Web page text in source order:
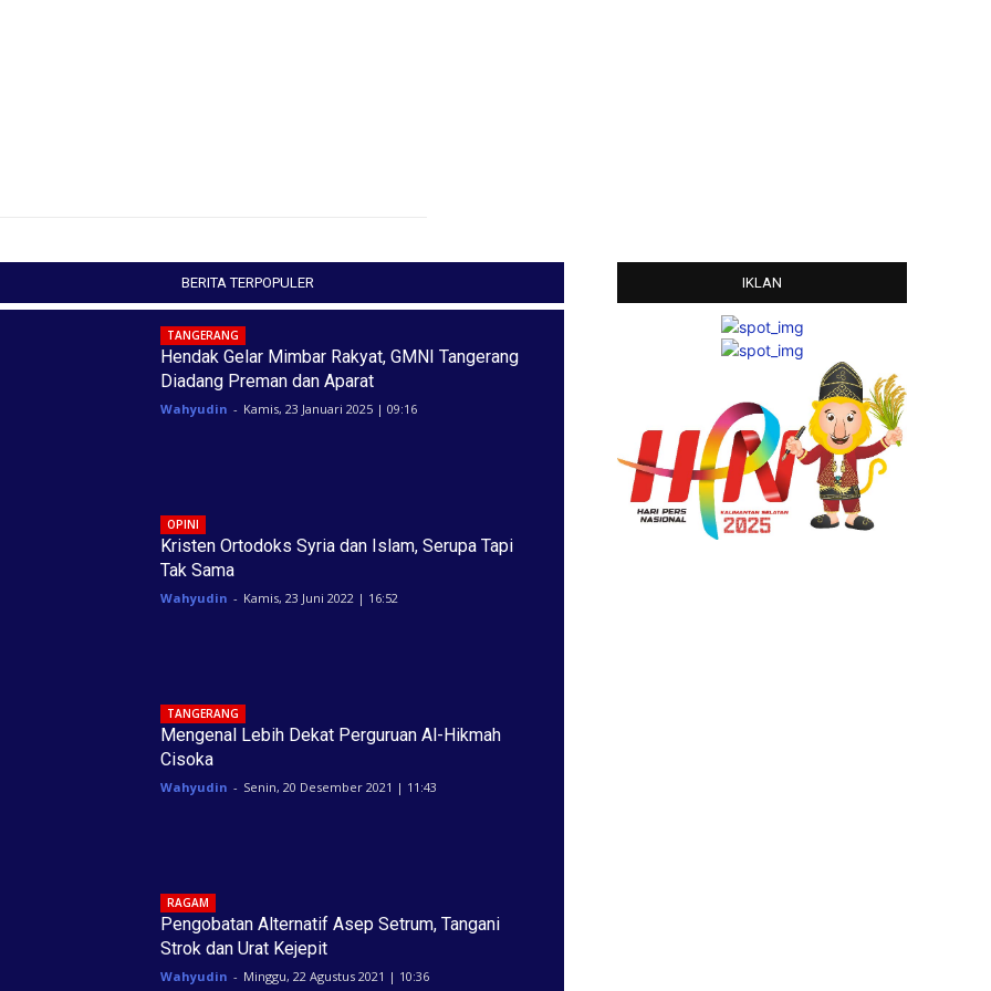
BERITA TERPOPULER
TANGERANG
Hendak Gelar Mimbar Rakyat, GMNI Tangerang
Diadang Preman dan Aparat
Wahyudin - Kamis, 23 Januari 2025 | 09:16
OPINI
Kristen Ortodoks Syria dan Islam, Serupa Tapi
Tak Sama
Wahyudin - Kamis, 23 Juni 2022 | 16:52
TANGERANG
Mengenal Lebih Dekat Perguruan Al-Hikmah
Cisoka
Wahyudin - Senin, 20 Desember 2021 | 11:43
RAGAM
Pengobatan Alternatif Asep Setrum, Tangani
Strok dan Urat Kejepit
Wahyudin - Minggu, 22 Agustus 2021 | 10:36
IKLAN